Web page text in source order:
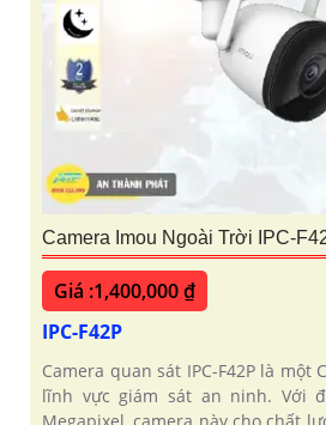
Camera Imou Ngoài Trời IPC-
Giá :1,400,000 ₫
IPC-F42P
Camera quan sát IPC-F42P là một
lĩnh vực giám sát an ninh. Với